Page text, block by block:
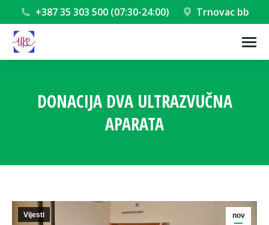
+387 35 303 500 (07:30-24:00) Trnovac bb
DONACIJA DVA ULTRAZVUČNA
APARATA
nov
Vijesti